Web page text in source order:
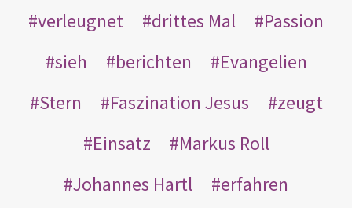
verleugnet
drittes Mal
Passion
sieh
berichten
Evangelien
Stern
Faszination Jesus
zeugt
Einsatz
Markus Roll
Johannes Hartl
erfahren